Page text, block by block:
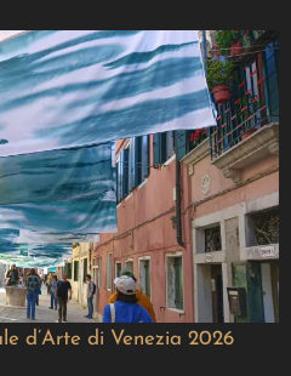
d’Arte di Venezia 2026